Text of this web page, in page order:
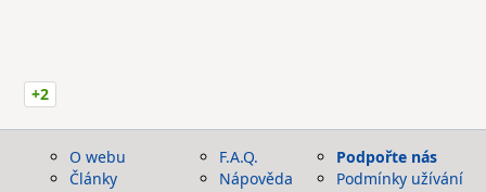
+2
O webu
Články
F.A.Q.
Nápověda
Podpořte nás
Podmínky užívání